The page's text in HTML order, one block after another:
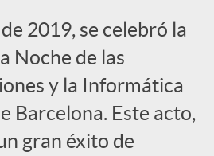
2019, se celebró la
Noche de las
y la Informática
Barcelona. Este acto,
gran éxito de